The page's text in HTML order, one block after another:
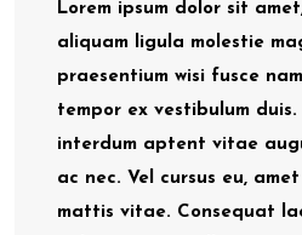
Lorem ipsum dolor sit
aliquam ligula molestie
praesentium wisi fusce
tempor ex vestibulum
interdum aptent vitae
ac nec. Vel cursus eu,
mattis vitae. Consequat